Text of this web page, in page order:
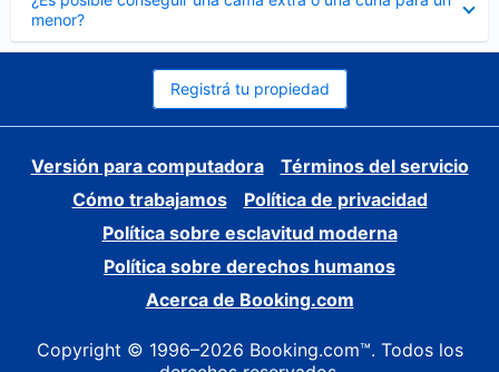
menor?
cerrado
Registrá tu propiedad
Versión para computadora
Términos del servicio
Cómo trabajamos
Política de privacidad
Política sobre esclavitud moderna
Política sobre derechos humanos
Acerca de Booking.com
Copyright © 1996–2026 Booking.com™. Todos los